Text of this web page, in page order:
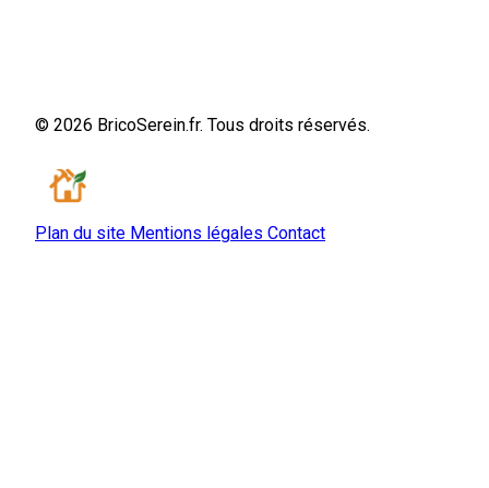
© 2026 BricoSerein.fr. Tous droits réservés.
Plan du site Mentions légales Contact